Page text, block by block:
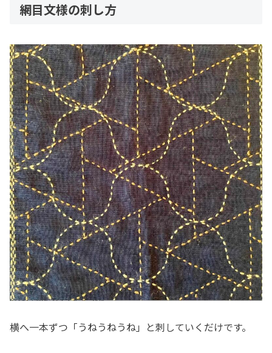
網目文様の刺し方
横へ一本ずつ「うねうねうね」と刺していくだけです。